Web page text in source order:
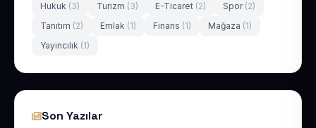
Hukuk (3) Turizm (3) E-Ticaret (2) Spor (2)
Tanıtım (2) Emlak (1) Finans (1) Mağaza (1)
Yayıncılık (1)
Son Yazılar